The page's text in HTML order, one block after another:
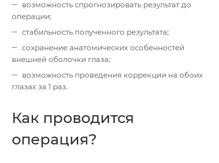
возможность спрогнозировать результат до
операции;
стабильность полученного результата;
сохранение анатомических особенностей
внешней оболочки глаза;
возможность проведения коррекции на обоих
глазах за 1 раз.
Как проводится
операция?